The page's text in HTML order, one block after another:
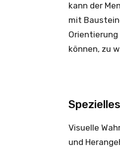
kann der
mit
können, zu
Visuelle
und